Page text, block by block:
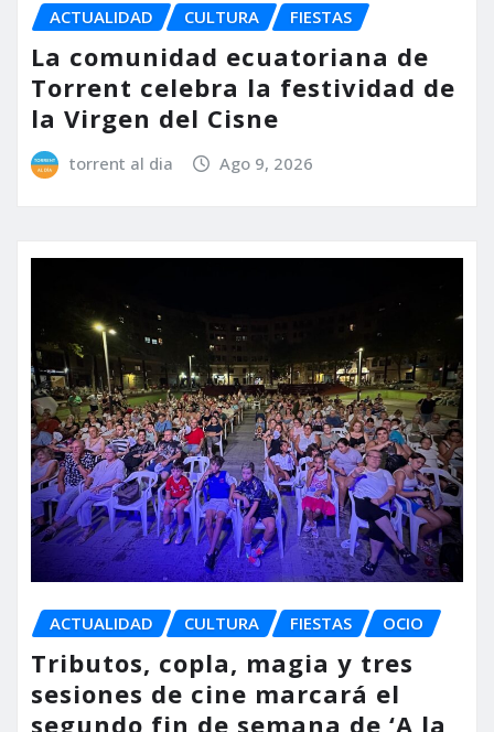
ACTUALIDAD CULTURA FIESTAS
La comunidad ecuatoriana de
Torrent celebra la festividad de
la Virgen del Cisne
torrent al dia Ago 9, 2026
ACTUALIDAD CULTURA FIESTAS OCIO
Tributos, copla, magia y tres
sesiones de cine marcará el
segundo fin de semana de ‘A la